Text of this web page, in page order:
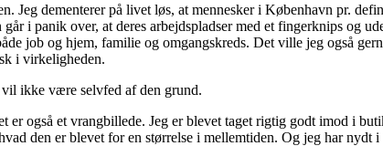
Jeg dementerer på livet løs, at mennesker i København pr.
i panik over, at deres arbejdspladser med et fingerknips og
job og hjem, familie og omgangskreds. Det ville jeg også
i virkeligheden.
ikke være selvfed af den grund.
også et vrangbillede. Jeg er blevet taget rigtig godt imod i
den er blevet for en størrelse i mellemtiden. Og jeg har nydt